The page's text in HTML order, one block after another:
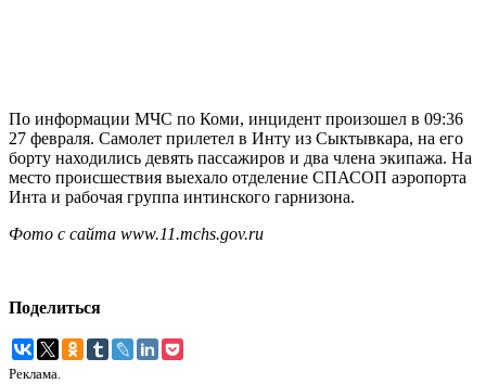
По информации МЧС по Коми, инцидент произошел в 09:36
27 февраля. Самолет прилетел в Инту из Сыктывкара, на его
борту находились девять пассажиров и два члена экипажа. На
место происшествия выехало отделение СПАСОП аэропорта
Инта и рабочая группа интинского гарнизона.
Фото с сайта www.11.mchs.gov.ru
Поделиться
Реклама.